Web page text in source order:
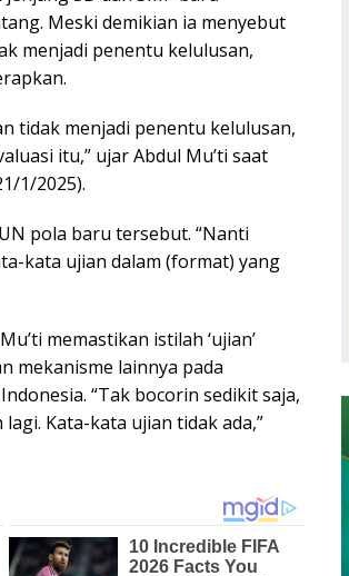
Meski demikian ia menyebut
menjadi penentu kelulusan,
tidak menjadi penentu kelulusan,
itu,” ujar Abdul Mu’ti saat
1/2025).
pola baru tersebut. “Nanti
kata ujian dalam (format) yang
memastikan istilah ‘ujian’
mekanisme lainnya pada
“Tak bocorin sedikit saja,
Kata-kata ujian tidak ada,”